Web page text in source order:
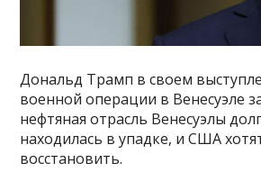
Дональд Трамп в своем
военной операции в Венесуэле
нефтяная отрасль Венесуэлы
находилась в упадке, и США
восстановить.